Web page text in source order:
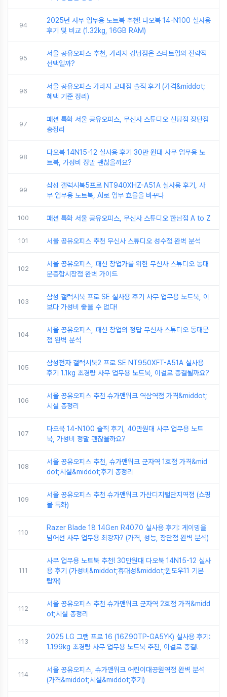
94
2025년 사무 업무용 노트북 추천! 다오북 14-N100 실사용
후기 및 비교 (1.32kg, 16GB RAM)
95
서울 공유오피스 추천, 가라지 강남점은 스타트업의 전략적
선택일까?
96
서울 공유오피스 가라지 교대점 솔직 후기 (가격&middot;
혜택 기준 정리)
97
패션 특화 서울 공유오피스, 무신사 스튜디오 신당점 장단점
총정리
98
다오북 14N15-12 실사용 후기 30만 원대 사무 업무용 노
트북, 가성비 정말 괜찮을까요?
99
삼성 갤럭시북5프로 NT940XHZ-A51A 실사용 후기, 사
무 업무용 노트북, AI로 업무 효율을 바꾸다
100 패션 특화 서울 공유오피스, 무신사 스튜디오 한남점 A to Z
101 서울 공유오피스 추천 무신사 스튜디오 성수점 완벽 분석
102
서울 공유오피스, 패션 창업가를 위한 무신사 스튜디오 동대
문종합시장점 완벽 가이드
103
삼성 갤럭시북 프로 SE 실사용 후기 사무 업무용 노트북, 이
보다 가성비 좋을 수 없다!
104
서울 공유오피스, 패션 창업의 정답 무신사 스튜디오 동대문
점 완벽 분석
105
삼성전자 갤럭시북2 프로 SE NT950XFT-A51A 실사용
후기 1.1kg 초경량 사무 업무용 노트북, 이걸로 종결될까요?
106
서울 공유오피스 추천 슈가맨워크 역삼역점 가격&middot;
시설 총정리
107
다오북 14-N100 솔직 후기, 40만원대 사무 업무용 노트
북, 가성비 정말 괜찮을까요?
108
서울 공유오피스 추천, 슈가맨워크 군자역 1호점 가격&mid
dot;시설&middot;후기 총정리
109
서울 공유오피스 추천 슈가맨워크 가산디지털단지역점 (쇼핑
몰 특화)
110
Razer Blade 18 14Gen R4070 실사용 후기: 게이밍을
넘어선 사무 업무용 최강자? (가격, 성능, 장단점 완벽 분석)
111
사무 업무용 노트북 추천! 30만원대 다오북 14N15-12 실사
용 후기 (가성비&middot;휴대성&middot;윈도우11 기본
탑재)
112
서울 공유오피스 추천 슈가맨워크 군자역 2호점 가격&midd
ot;시설 총정리
113
2025 LG 그램 프로 16 (16Z90TP-GA5YK) 실사용 후기:
1.199kg 초경량 사무 업무용 노트북 추천, 이걸로 종결!
114
서울 공유오피스, 슈가맨워크 어린이대공원역점 완벽 분석
(가격&middot;시설&middot;후기)